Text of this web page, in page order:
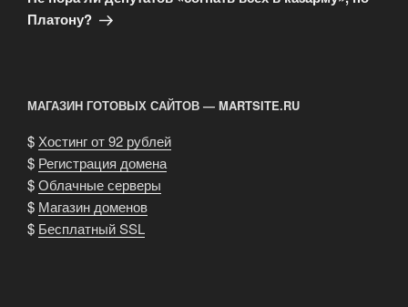
Платону?
МАГАЗИН ГОТОВЫХ САЙТОВ — MARTSITE.RU
$ Хостинг от 92 рублей
$ Регистрация домена
$Облачные серверы
$ Магазин доменов
$ Бесплатный SSL